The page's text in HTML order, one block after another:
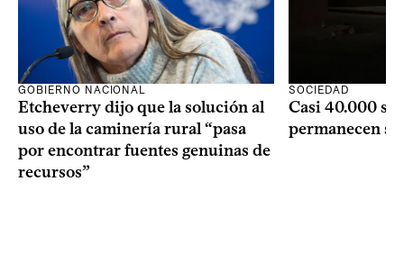
GOBIERNO NACIONAL
Etcheverry dijo que la solución al
uso de la caminería rural “pasa
por encontrar fuentes genuinas de
recursos”
SOCIEDAD
Casi 40.000
permanecen